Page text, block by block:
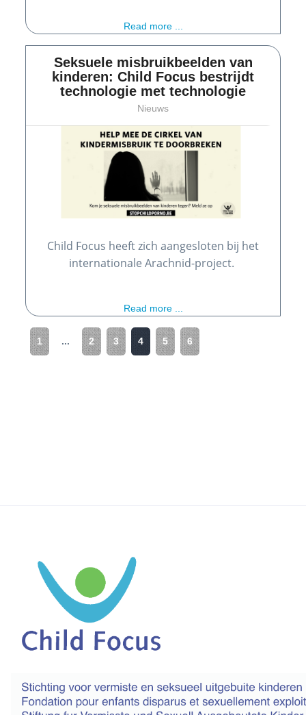
Read more ...
Seksuele misbruikbeelden van
kinderen: Child Focus bestrijdt
technologie met technologie
Nieuws
Child Focus heeft zich aangesloten bij het
internationale Arachnid-project.
Read more ...
1 ... 2 3 4 5 6